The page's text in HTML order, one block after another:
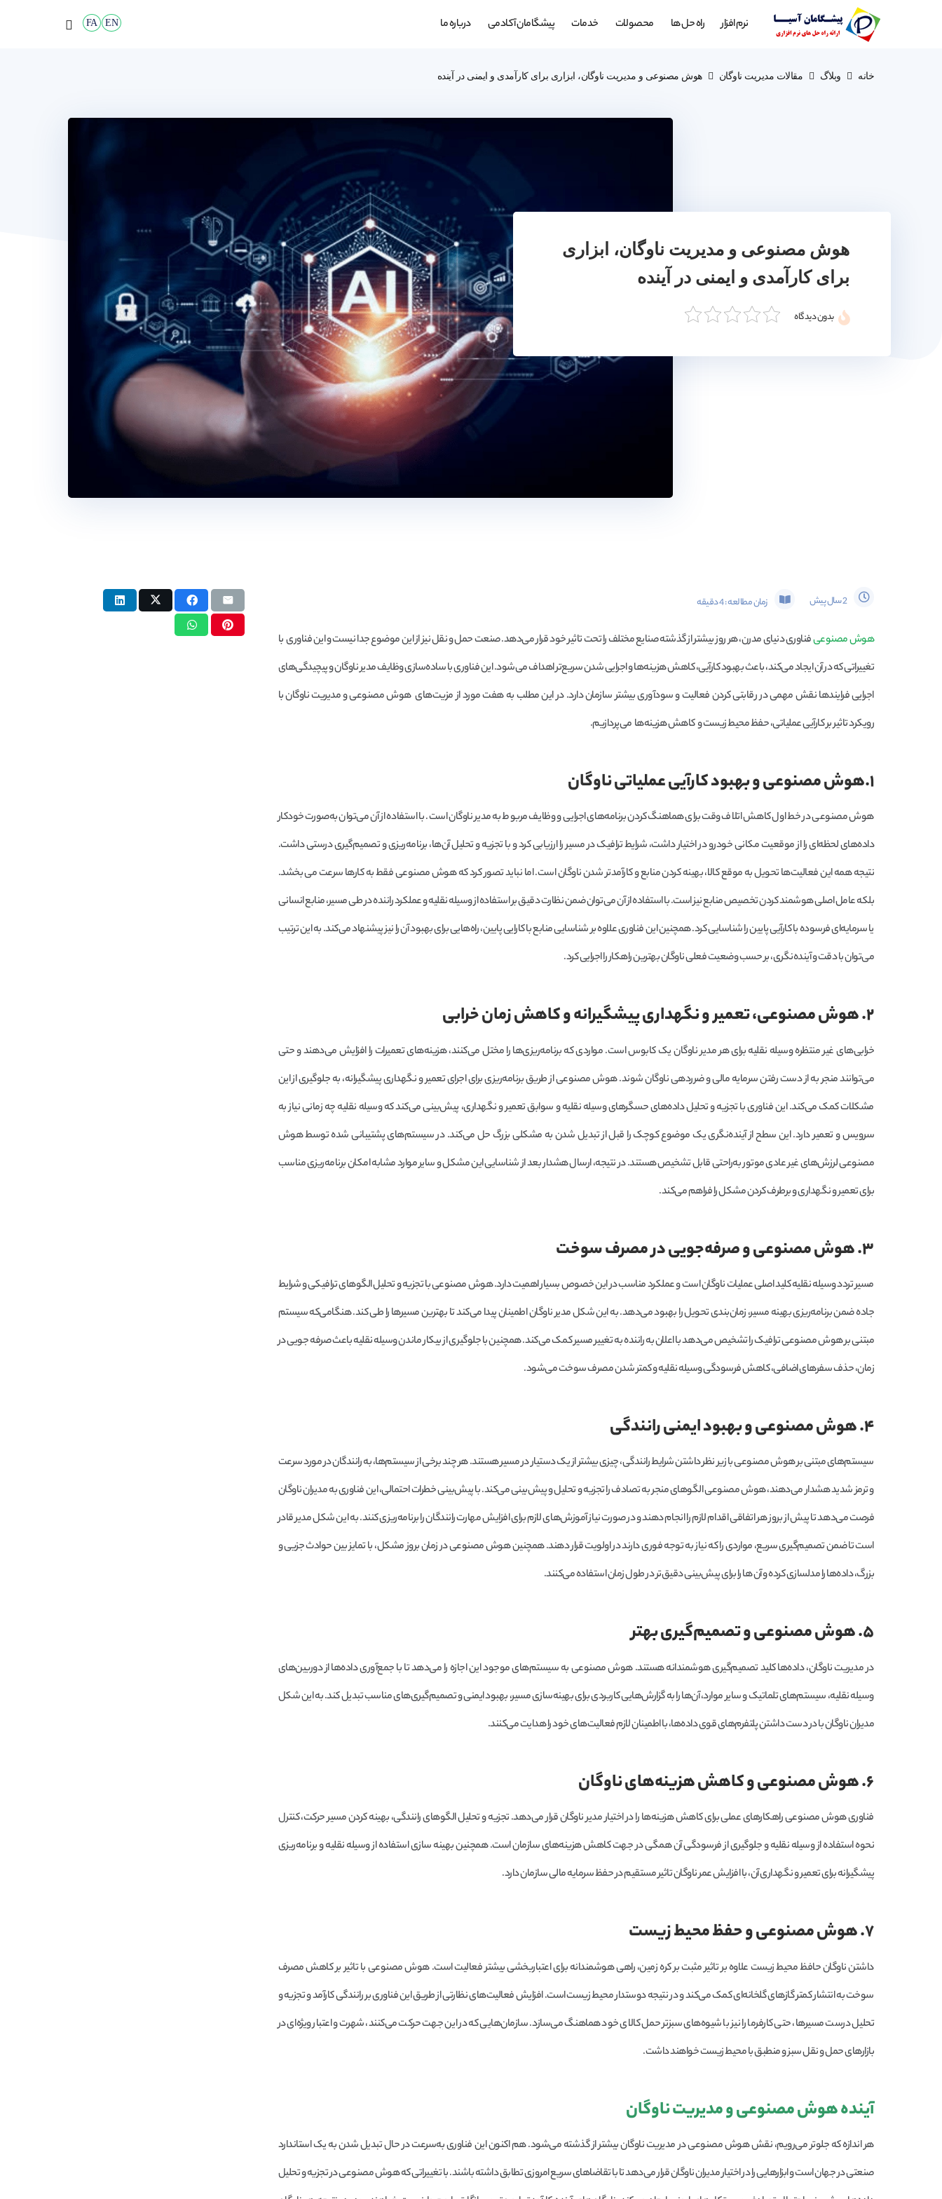
نرم افزار راه حل ها محصولات خدمات پیشگامان آکادمی درباره ما FA EN
خانه وبلاگ مقالات مدیریت ناوگان هوش مصنوعی و مدیریت ناوگان، ابزاری برای کارآمدی و ایمنی در آینده
هوش مصنوعی و مدیریت ناوگان، ابزاری
برای کارآمدی و ایمنی در آینده
بدون دیدگاه
2 سال پیش زمان مطالعه :4دقیقه
هوش مصنوعیفناوری دنیای مدرن، هر روز بیشتر از گذشته صنایع مختلف را تحت تاثیر خود قرار می‌دهد. صنعت حمل و نقل نیز از این موضوع جدا نیست و این فناوری با
تغییراتی که در آن ایجاد می‌کند، باعث بهبود کارآیی، کاهش هزینه‌ها و اجرایی شدن سریع‌تر اهداف می‌شود. این فناوری با ساده‌سازی وظایف مدیر ناوگان و پیچیدگی‌های
اجرایی فرایندها نقش مهمی در رقابتی کردن فعالیت و سودآوری بیشتر سازمان دارد. در این مطلب به هفت مورد از مزیت‌های هوش مصنوعی و مدیریت ناوگان با
رویکرد تاثیر بر کارآیی عملیاتی، حفظ محیط زیست و کاهش هزینه‌ها می‌پردازیم.
۱.هوش مصنوعی و بهبود کارآیی عملیاتی ناوگان
هوش مصنوعی در خط اول کاهش اتلاف وقت برای هماهنگ کردن برنامه‌های اجرایی و وظایف مربوط به مدیر ناوگان است. با استفاده از آن می‌توان به‌صورت خودکار
داده‌های لحظه‌ای را از موقعیت مکانی خودرو در اختیار داشت، شرایط ترافیک در مسیر را ارزیابی کرد و با تجزیه و تحلیل آن‌ها، برنامه‌ریزی و تصمیم‌گیری درستی داشت.
نتیجه همه این فعالیت‌ها تحویل به موقع کالا، بهینه کردن منابع و کارآمدتر شدن ناوگان است. اما نباید تصور کرد که هوش مصنوعی فقط به کارها سرعت می بخشد.
بلکه عامل اصلی هوشمند کردن تخصیص منابع نیز است. با استفاده از آن می‌توان ضمن نظارت دقیق بر استفاده از وسیله نقلیه و عملکرد راننده در طی مسیر، منابع انسانی
یا سرمایه‌ای فرسوده با کارآیی پایین را شناسایی کرد. همچنین این فناوری علاوه بر شناسایی منابع با کارایی پایین، راه‌هایی برای بهبود آن را نیز پیشنهاد می‌کند. به این ترتیب
می‌توان با دقت و آینده‌نگری، بر حسب وضعیت فعلی ناوگان بهترین راهکار را اجرایی کرد.
۲. هوش مصنوعی، تعمیر و نگهداری پیشگیرانه و کاهش زمان خرابی
خرابی‌های غیر منتظره وسیله نقلیه برای هر مدیر ناوگان یک کابوس است. مواردی که برنامه‌ریزی‌ها را مختل می‌کنند، هزینه‌های تعمیرات را افزایش می‌دهند و حتی
می‌توانند منجر به از دست رفتن سرمایه مالی و ضرردهی ناوگان شوند. هوش مصنوعی از طریق برنامه‌ریزی برای اجرای تعمیر و نگهداری پیشگیرانه، به جلوگیری از این
مشکلات کمک می‌کند. این فناوری با تجزیه و تحلیل داده‌های حسگرهای وسیله نقلیه و سوابق تعمیر و نگهداری، پیش‌بینی می‌کند که وسیله نقلیه چه زمانی نیاز به
سرویس و تعمیر دارد. این سطح از آینده‌نگری یک موضوع کوچک را قبل از تبدیل شدن به مشکلی بزرگ حل می‌کند. در سیستم‌های پشتیبانی شده توسط هوش
مصنوعی لرزش‌های غیر عادی موتور به‌راحتی قابل تشخیص هستند. در نتیجه، ارسال هشدار بعد از شناسایی این مشکل و سایر موارد مشابه امکان برنامه‌ریزی مناسب
برای تعمیر و نگهداری و برطرف کردن مشکل را فراهم می‌کند.
۳. هوش مصنوعی و صرفه‌جویی در مصرف سوخت
مسیر تردد وسیله نقلیه کلید اصلی عملیات ناوگان است و عملکرد مناسب در این خصوص بسیار اهمیت دارد. هوش مصنوعی با تجزیه و تحلیل الگوهای ترافیکی و شرایط
جاده ضمن برنامه‌ریزی بهینه مسیر، زمان‌بندی تحویل را بهبود می‌دهد. به این شکل مدیر ناوگان اطمینان پیدا می‌کند تا بهترین مسیرها را طی کند. هنگامی‌که سیستم
مبتنی بر هوش مصنوعی ترافیک را تشخیص می‌دهد با اعلان به راننده به تغییر مسیر کمک می‌کند. همچنین با جلوگیری از بیکار ماندن وسیله نقلیه باعث صرفه جویی در
زمان، حذف سفرهای اضافی، کاهش فرسودگی وسیله نقلیه و کمتر شدن مصرف سوخت می‌شود.
۴. هوش مصنوعی و بهبود ایمنی رانندگی
سیستم‌های مبتنی بر هوش مصنوعی با زیر نظر داشتن شرایط رانندگی، چیزی بیشتر از یک دستیار در مسیر هستند. هر چند برخی از سیستم‌ها، به رانندگان در مورد سرعت
و ترمز شدید هشدار می‌دهند، هوش مصنوعی الگوهای منجر به تصادف را تجزیه و تحلیل و پیش‌بینی می‌کند. با پیش‌بینی خطرات احتمالی، این فناوری به مدیران ناوگان
فرصت می‌دهد تا پیش از بروز هر اتفاقی اقدام لازم را انجام دهند و در صورت نیاز آموزش‌های لازم برای افزایش مهارت رانندگان را برنامه‌ریزی کنند. به این شکل مدیر قادر
است تا ضمن تصمیم‌گیری سریع، مواردی را که نیاز به توجه فوری دارند در اولویت قرار دهند. همچنین هوش مصنوعی در زمان بروز مشکل، با تمایز بین حوادث جزیی و
بزرگ، داده‌ها را مدلسازی کرده و آن ها را برای پیش‌بینی دقیق‌تر در طول زمان استفاده می‌کنند.
۵. هوش مصنوعی و تصمیم‌گیری بهتر
در مدیریت ناوگان، داده‌ها کلید تصمیم‌گیری هوشمندانه هستند. هوش مصنوعی به سیستم‌های موجود این اجازه را می‌دهد تا با جمع‌آوری داده‌ها از دوربین‌های
وسیله نقلیه، سیستم‌های تلماتیک و سایر موارد، آن‌ها را به گزارش‌هایی کاربردی برای بهینه‌سازی مسیر، بهبود ایمنی و تصمیم‌گیری‌های مناسب تبدیل کند. به این شکل
مدیران ناوگان با در دست داشتن پلتفرم‌های قوی داده‌ها، با اطمینان لازم فعالیت‌های خود را هدایت می‌کنند.
۶. هوش مصنوعی و کاهش هزینه‌های ناوگان
فناوری هوش مصنوعی راهکارهای عملی برای کاهش هزینه‌ها را در اختیار مدیر ناوگان قرار می‌دهد. تجزیه و تحلیل الگوهای رانندگی، بهینه کردن مسیر حرکت، کنترل
نحوه استفاده از وسیله نقلیه و جلوگیری از فرسودگی آن همگی در جهت کاهش هزینه‌های سازمان است. همچنین بهینه سازی استفاده از وسیله نقلیه و برنامه‌ریزی
پیشگیرانه برای تعمیر و نگهداری آن، با افزایش عمر ناوگان تاثیر مستقیم در حفظ سرمایه مالی سازمان دارد.
۷. هوش مصنوعی و حفظ محیط زیست
داشتن ناوگان حافظ محیط زیست علاوه بر تاثیر مثبت بر کره زمین، راهی هوشمندانه برای اعتباربخشی بیشتر فعالیت است. هوش مصنوعی با تاثیر بر کاهش مصرف
سوخت به انتشار کمتر گازهای گلخانه‌ای کمک می‌کند و در نتیجه دوستدار محیط زیست است. افزایش فعالیت‌های نظارتی از طریق این فناوری بر رانندگی کارآمد و تجزیه و
تحلیل درست مسیرها، حتی کارفرما را نیز با شیوه‌های سبزتر حمل کالای خود هماهنگ می‌سازد. سازمان‌هایی که در این جهت حرکت می‌کنند، شهرت و اعتبار ویژه‌ای در
بازارهای حمل و نقل سبز و منطبق با محیط زیست خواهند داشت.
آینده هوش مصنوعی و مدیریت ناوگان
هر اندازه که جلوتر می‌رویم، نقش هوش مصنوعی در مدیریت ناوگان بیشتر از گذشته می‌شود. هم اکنون این فناوری به‌سرعت در حال تبدیل شدن به یک استاندارد
صنعتی در جهان است و ابزارهایی را در اختیار مدیران ناوگان قرار می‌دهد تا با تقاضاهای سریع امروزی تطابق داشته باشند. با تغییراتی که هوش مصنوعی در تجزیه و تحلیل